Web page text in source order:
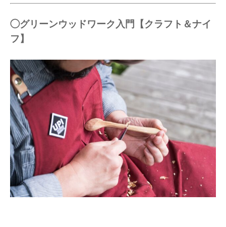
◯グリーンウッドワーク入門【クラフト＆ナイ
フ】